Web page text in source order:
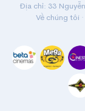
Địa chỉ: 33
Về chúng tôi ·